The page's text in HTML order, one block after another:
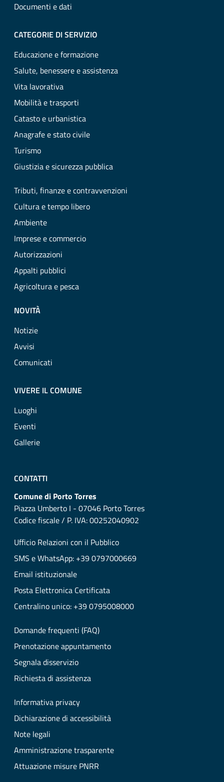
Documenti e dati
CATEGORIE DI SERVIZIO
Educazione e formazione
Salute, benessere e assistenza
Vita lavorativa
Mobilità e trasporti
Catasto e urbanistica
Anagrafe e stato civile
Turismo
Giustizia e sicurezza pubblica
Tributi, finanze e contravvenzioni
Cultura e tempo libero
Ambiente
Imprese e commercio
Autorizzazioni
Appalti pubblici
Agricoltura e pesca
NOVITÀ
Notizie
Avvisi
Comunicati
VIVERE IL COMUNE
Luoghi
Eventi
Gallerie
CONTATTI
Comune di Porto Torres
Piazza Umberto I - 07046 Porto Torres
Codice fiscale / P. IVA: 00252040902
Ufficio Relazioni con il Pubblico
SMS e WhatsApp: +39 0797000669
Email istituzionale
Posta Elettronica Certificata
Centralino unico: +39 0795008000
Domande frequenti (FAQ)
Prenotazione appuntamento
Segnala disservizio
Richiesta di assistenza
Informativa privacy
Dichiarazione di accessibilità
Note legali
Amministrazione trasparente
Attuazione misure PNRR